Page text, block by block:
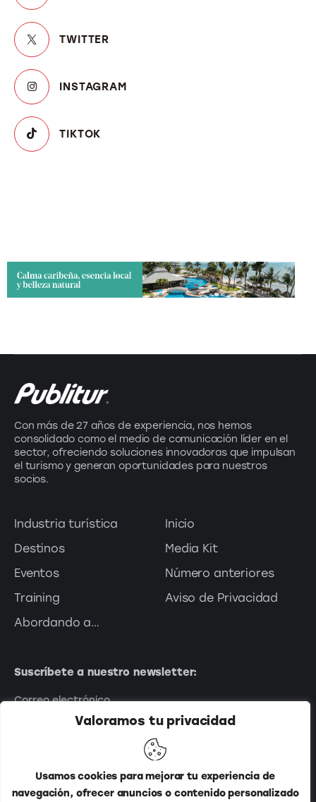
Valoramos tu privacidad
Usamos cookies para mejorar tu experiencia de
navegación, ofrecer anuncios o contenido personalizado
TWITTER
INSTAGRAM
TIKTOK
Con más de 27 años de experiencia, nos hemos
consolidado como el medio de comunicación líder en el
sector, ofreciendo soluciones innovadoras que impulsan
el turismo y generan oportunidades para nuestros
socios.
Industria turística
Destinos
Eventos
Training
Abordando a…
Inicio
Media Kit
Número anteriores
Aviso de Privacidad
Suscríbete a nuestro newsletter: